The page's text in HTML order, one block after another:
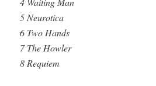
5 Neurotica
6 Two Hands
7 The Howler
8 Requiem